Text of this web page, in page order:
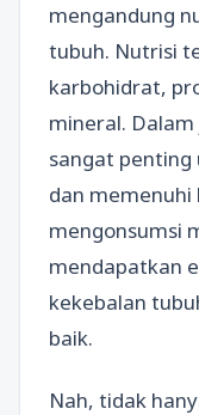
mengandung
tubuh. Nutrisi
karbohidrat,
mineral.
sangat
dan
mengonsumsi
mendapatkan
kekebalan
baik.
Nah, tidak